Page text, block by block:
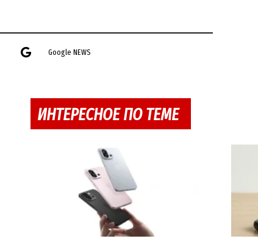
Google NEWS
ИНТЕРЕСНОЕ ПО ТЕМЕ